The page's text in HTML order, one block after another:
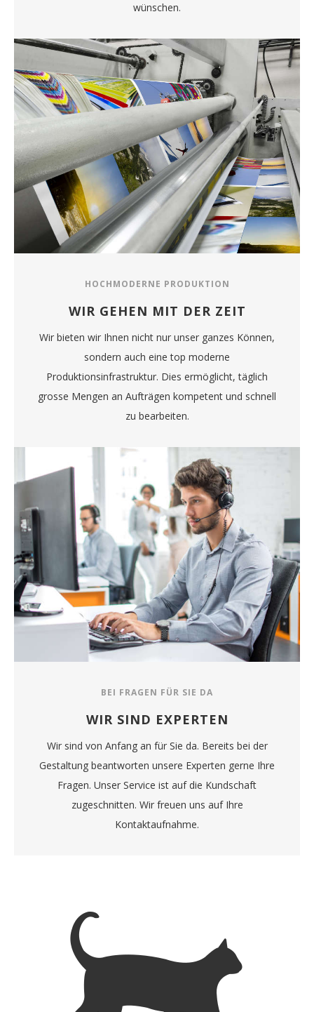
wünschen.
HOCHMODERNE PRODUKTION
WIR GEHEN MIT DER ZEIT
Wir bieten wir Ihnen nicht nur unser ganzes Können,
sondern auch eine top moderne
Produktionsinfrastruktur. Dies ermöglicht, täglich
grosse Mengen an Aufträgen kompetent und schnell
zu bearbeiten.
BEI FRAGEN FÜR SIE DA
WIR SIND EXPERTEN
Wir sind von Anfang an für Sie da. Bereits bei der
Gestaltung beantworten unsere Experten gerne Ihre
Fragen. Unser Service ist auf die Kundschaft
zugeschnitten. Wir freuen uns auf Ihre
Kontaktaufnahme.